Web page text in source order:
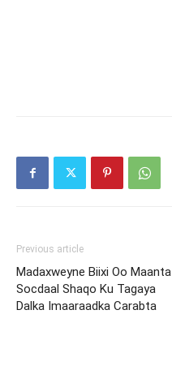
Previous article
Madaxweyne Biixi Oo Maanta
Socdaal Shaqo Ku Tagaya
Dalka Imaaraadka Carabta